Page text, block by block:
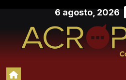
contenido
6 agosto, 2026